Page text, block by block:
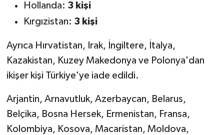
Hollanda: 3 kişi
Kırgızistan: 3 kişi
Ayrıca Hırvatistan, Irak, İngiltere, İtalya,
Kazakistan, Kuzey Makedonya ve Polonya'dan
ikişer kişi Türkiye'ye iade edildi.
Arjantin, Arnavutluk, Azerbaycan, Belarus,
Belçika, Bosna Hersek, Ermenistan, Fransa,
Kolombiya, Kosova, Macaristan, Moldova,